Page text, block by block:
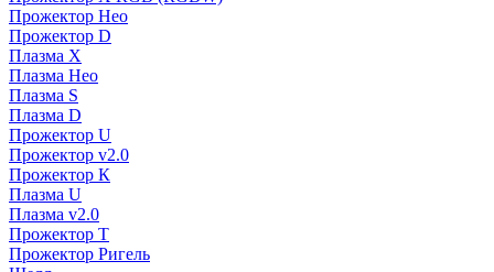
Прожектор Нео
Прожектор D
Плазма X
Плазма Нео
Плазма S
Плазма D
Прожектор U
Прожектор v2.0
Прожектор К
Плазма U
Плазма v2.0
Прожектор Т
Прожектор Ригель